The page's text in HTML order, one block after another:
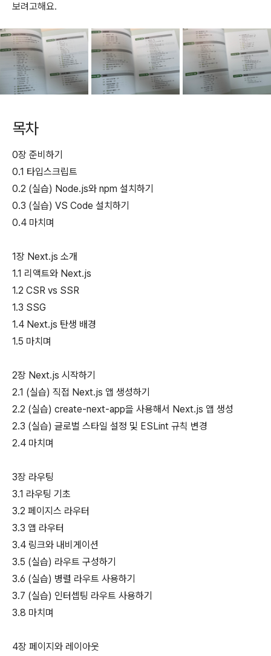
보려고해요.
목차
0장 준비하기
0.1 타입스크립트
0.2 (실습) Node.js와 npm 설치하기
0.3 (실습) VS Code 설치하기
0.4 마치며
1장 Next.js 소개
1.1 리액트와 Next.js
1.2 CSR vs SSR
1.3 SSG
1.4 Next.js 탄생 배경
1.5 마치며
2장 Next.js 시작하기
2.1 (실습) 직접 Next.js 앱 생성하기
2.2 (실습) create-next-app을 사용해서 Next.js 앱 생성
2.3 (실습) 글로벌 스타일 설정 및 ESLint 규칙 변경
2.4 마치며
3장 라우팅
3.1 라우팅 기초
3.2 페이지스 라우터
3.3 앱 라우터
3.4 링크와 내비게이션
3.5 (실습) 라우트 구성하기
3.6 (실습) 병렬 라우트 사용하기
3.7 (실습) 인터셉팅 라우트 사용하기
3.8 마치며
4장 페이지와 레이아웃